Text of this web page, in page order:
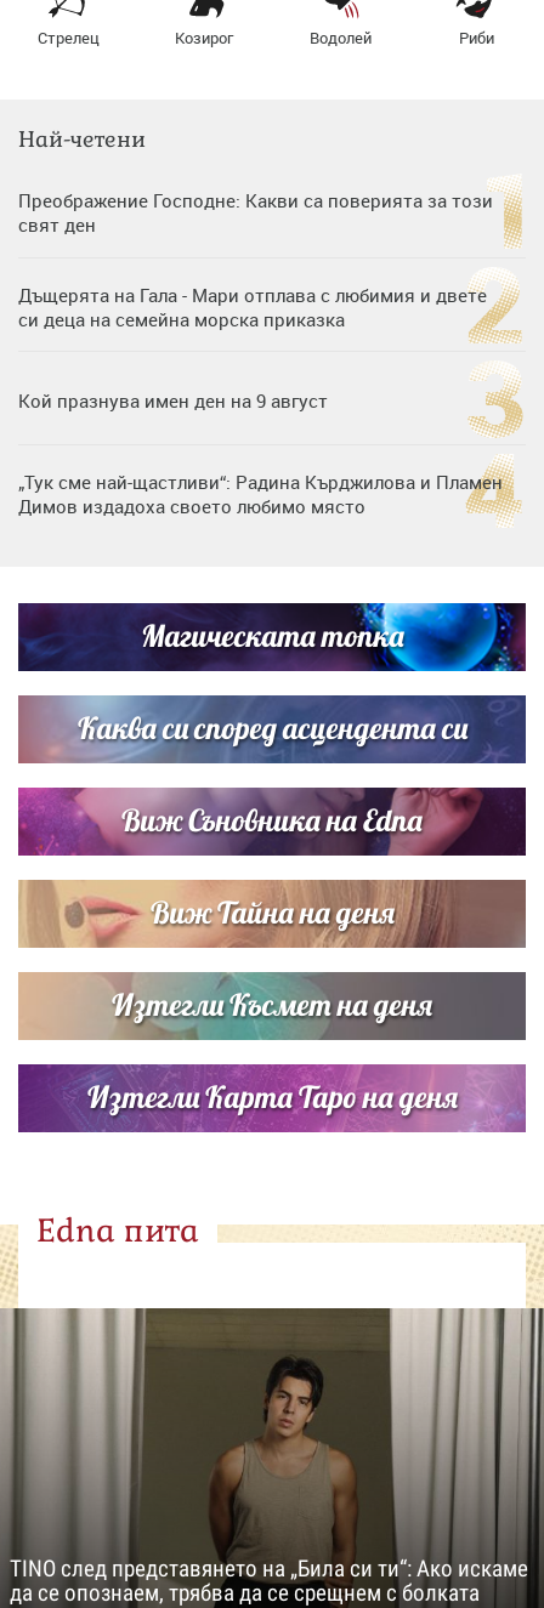
Стрелец Козирог Водолей Риби
Най-четени
Преображение Господне: Какви са поверията за този
свят ден
Дъщерята на Гала - Мари отплава с любимия и двете
си деца на семейна морска приказка
Кой празнува имен ден на 9 август
„Тук сме най-щастливи“: Радина Кърджилова и Пламен
Димов издадоха своето любимо място
Братя Аргирови я изненадаха с песен
Магическата топка
Каква си според асцендента си
Виж Съновника на Edna
Виж Тайна на деня
Изтегли Късмет на деня
Изтегли Карта Таро на деня
Edna пита
TINO след представянето на „Била си ти“: Ако искаме
да се опознаем, трябва да се срещнем с болката